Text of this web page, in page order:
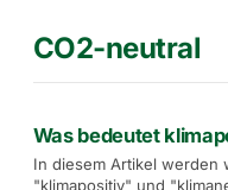
CO2-neutral
Was bedeutet
In diesem Artikel werden
"klimapositiv" und